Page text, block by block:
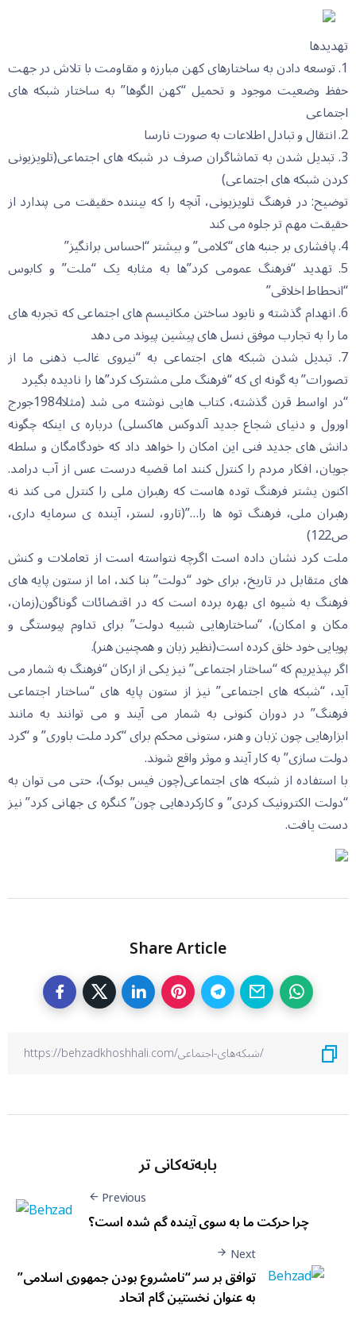
تهدیدها
1. توسعه دادن به ساختارهای کهن مبارزه و مقاومت با تلاش در جهت
حفظ وضعیت موجود و تحمیل “کهن الگوها” به ساختار شبکه های
اجتماعی
2. انتقال و تبادل اطلاعات به صورت نارسا
3. تبدیل شدن به تماشاگران صرف در شبکه های اجتماعی(تلویزیونی
کردن شبکه های اجتماعی)
توضیح: در فرهنگ تلویزیونی، آنچه را که بیننده حقیقت می پندارد از
حقیقت مهم تر جلوه می کند
4. پافشاری بر جنبه های “کلامی” و بیشتر “احساس برانگیز”
5. تهدید “فرهنگ عمومی کرد”ها به مثابه یک “ملت” و کابوس
“انحطاط اخلاقی”
6. انهدام گذشته و نابود ساختن مکانیسم های اجتماعی که تجربه های
ما را به تجارب موفق نسل های پیشین پیوند می دهد
7. تبدیل شدن شبکه های اجتماعی به “نیروی غالب ذهنی ما از
تصورات” به گونه ای که “فرهنگ ملی مشترک کرد”ها را نادیده بگیرد
“در اواسط قرن گذشته، کتاب هایی نوشته می شد (مثلا1984جورج
اورول و دنیای شجاع جدید آلدوکس هاکسلی) درباره ی اینکه چگونه
دانش های جدید فنی این امکان را خواهد داد که خودگامگان و سلطه
جویان، افکار مردم را کنترل کنند اما قضیه درست عس از آب درامد.
اکنون یشتر فرهنگ توده هاست که رهبران ملی را کنترل می کند نه
رهبران ملی، فرهنگ توه ها را…”(تارو، لستر، آینده ی سرمایه داری،
ص122)
ملت کرد نشان داده است اگرچه نتواسته است از تعاملات و کنش
های متقابل در تاریخ، برای خود “دولت” بنا کند، اما از ستون پایه های
فرهنگ به شیوه ای بهره برده است که در اقتضائات گوناگون(زمان،
مکان و امکان)، “ساختارهایی شبیه دولت” برای تداوم پیوستگی و
پویایی خود خلق کرده است(نظیر زبان و همچنین هنر).
اگر بپذیریم که “ساختار اجتماعی” نیز یکی از ارکان “فرهنگ به شمار می
آید، “شبکه های اجتماعی” نیز از ستون پایه های “ساختار اجتماعی
فرهنگ” در دوران کنونی به شمار می آیند و می توانند به مانند
ابزارهایی چون :زبان و هنر، ستونی محکم برای “کرد ملت باوری” و “کرد
دولت سازی” به کار آیند و موثر واقع شوند.
با استفاده از شبکه های اجتماعی(چون فیس بوک)، حتی می توان به
“دولت الکترونیک کردی” و کارکردهایی چون” کنگره ی جهانی کرد” نیز
دست یافت.
Share Article
بابەتەکانی تر
Previous
چرا حرکت ما به سوی آینده گم شده است؟
Next
توافق بر سر “نامشروع بودن جمهوری اسلامی”
به عنوان نخستین گام اتحاد